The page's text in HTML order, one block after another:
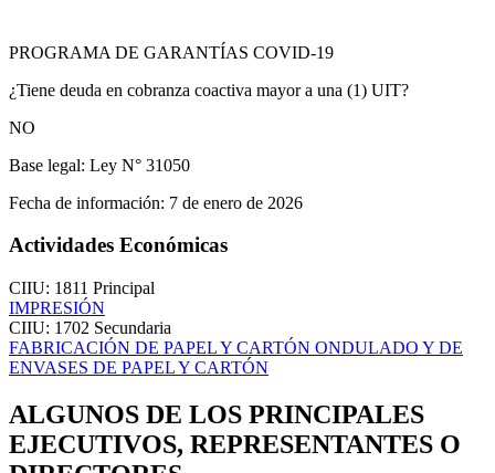
PROGRAMA DE GARANTÍAS COVID-19
¿Tiene deuda en cobranza coactiva mayor a una (1) UIT?
NO
Base legal: Ley N° 31050
Fecha de información: 7 de enero de 2026
Actividades Económicas
CIIU: 1811 Principal
IMPRESIÓN
CIIU: 1702 Secundaria
FABRICACIÓN DE PAPEL Y CARTÓN ONDULADO Y DE
ENVASES DE PAPEL Y CARTÓN
ALGUNOS DE LOS PRINCIPALES
EJECUTIVOS, REPRESENTANTES O